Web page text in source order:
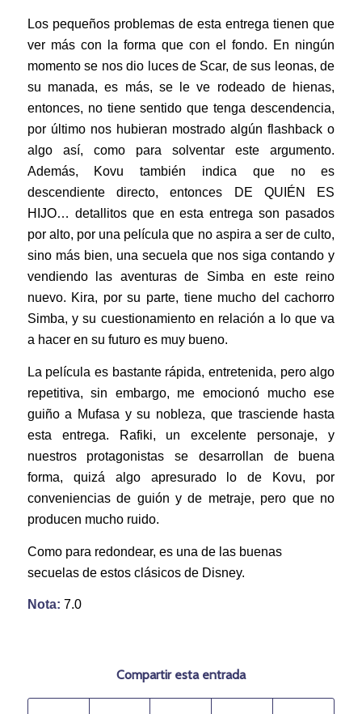
Los pequeños problemas de esta entrega tienen que
ver más con la forma que con el fondo. En ningún
momento se nos dio luces de Scar, de sus leonas, de
su manada, es más, se le ve rodeado de hienas,
entonces, no tiene sentido que tenga descendencia,
por último nos hubieran mostrado algún flashback o
algo así, como para solventar este argumento.
Además, Kovu también indica que no es
descendiente directo, entonces DE QUIÉN ES
HIJO… detallitos que en esta entrega son pasados
por alto, por una película que no aspira a ser de culto,
sino más bien, una secuela que nos siga contando y
vendiendo las aventuras de Simba en este reino
nuevo. Kira, por su parte, tiene mucho del cachorro
Simba, y su cuestionamiento en relación a lo que va
a hacer en su futuro es muy bueno.
La película es bastante rápida, entretenida, pero algo
repetitiva, sin embargo, me emocionó mucho ese
guiño a Mufasa y su nobleza, que trasciende hasta
esta entrega. Rafiki, un excelente personaje, y
nuestros protagonistas se desarrollan de buena
forma, quizá algo apresurado lo de Kovu, por
conveniencias de guión y de metraje, pero que no
producen mucho ruido.
Como para redondear, es una de las buenas
secuelas de estos clásicos de Disney.
Nota: 7.0
Compartir esta entrada